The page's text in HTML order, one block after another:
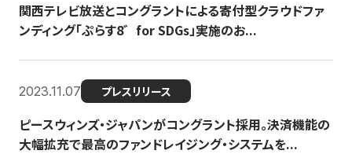
関西テレビ放送とコングラントによる寄付型クラウドファ
ンディング「ぷらす8゛for SDGs」実施のお...
2023.11.07 プレスリリース
ピースウィンズ・ジャパンがコングラント採用。決済機能の
大幅拡充で最高のファンドレイジング・システムを...